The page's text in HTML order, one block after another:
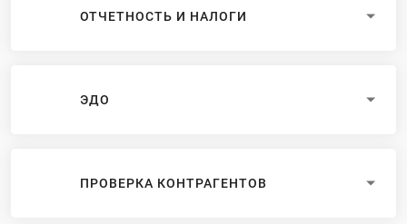
ОТЧЕТНОСТЬ И НАЛОГИ
ЭДО
ПРОВЕРКА КОНТРАГЕНТОВ